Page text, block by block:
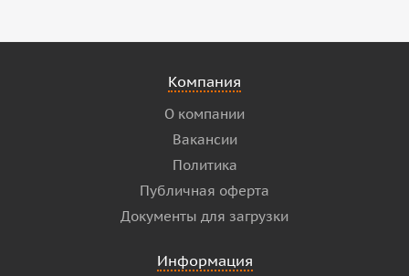
Компания
О компании
Вакансии
Политика
Публичная оферта
Документы для загрузки
Информация